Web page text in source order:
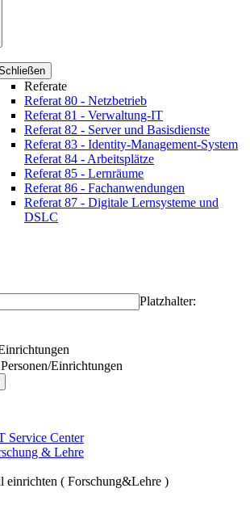
Referate
Referat 80 - Netzbetrieb
Referat 81 - Verwaltung-IT
Referat 82 - Server und Basisdienste
Referat 83 - Identity-Management-System
Referat 84 - Arbeitsplätze
Referat 85 - Lernräume
Referat 86 - Fachanwendungen
Referat 87 - Digitale Lernsysteme und
DSLC
Platzhalter:
Einrichtungen
Service Center
& Lehre
einrichten ( Forschung&Lehre )